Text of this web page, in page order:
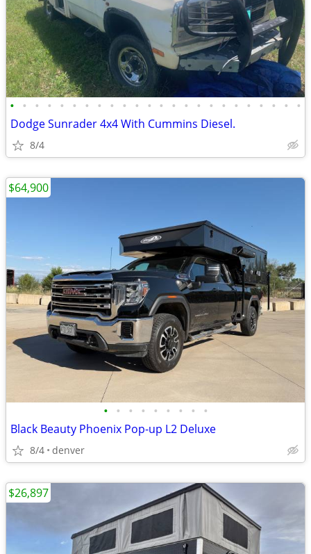
• • • • • • • • • • • • • • • • • • • • • • • •
Dodge Sunrader 4x4 With Cummins Diesel.
8/4
• • • • • • • • •
Black Beauty Phoenix Pop-up L2 Deluxe
8/4 denver
$64,900
$26,897